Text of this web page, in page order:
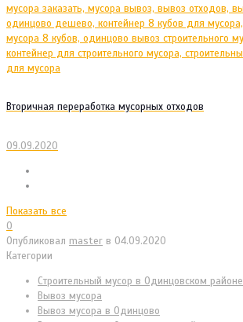
Вторичная переработка мусорных отходов
09.09.2020
Показать все
0
Опубликовал master в 04.09.2020
Категории
Cтроительный мусор в Одинцовском районе
Вывоз мусора
Вывоз мусора в Одинцово